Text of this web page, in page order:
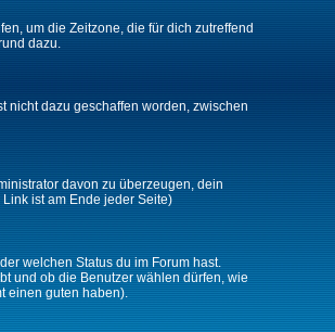
um die Zeitzone, die für dich zutreffend
dazu.
nicht dazu geschaffen worden, zwischen
davon zu überzeugen, dein
ist am Ende jeder Seite)
welchen Status du im Forum hast.
und ob die Benutzer wählen dürfen, wie
einen guten haben).